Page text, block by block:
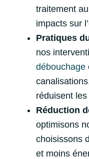
traitement
impacts sur
Pratiques
nos
débouchage
réduisent
Réduction
optimisons
choisissons
et moins